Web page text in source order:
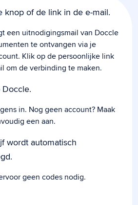
knop of de link in de e-mail.
een uitnodigingsmail van Doccle
te ontvangen via je
Klik op de persoonlijke link
om de verbinding te maken.
in. Nog geen account? Maak
een aan.
wordt automatisch
geen codes nodig.